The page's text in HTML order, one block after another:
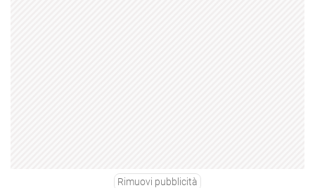
Rimuovi pubblicità